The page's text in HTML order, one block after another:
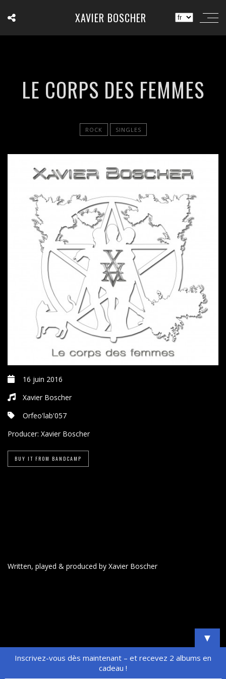
XAVIER BOSCHER
LE CORPS DES FEMMES
ROCK SINGLES
16 juin 2016
Xavier Boscher
Orfeo'lab'057
Producer: Xavier Boscher
BUY IT FROM BANDCAMP
Written, played & produced by Xavier Boscher
▼
Inscrivez-vous dès maintenant – et recevez 2 albums en
cadeau !